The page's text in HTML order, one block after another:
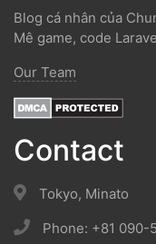
Blog cá nhân của
Mê game, code
Our Team
Contact
Tokyo, Minato
Phone: +81 090-